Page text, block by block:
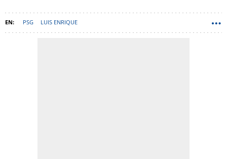
PSG LUIS ENRIQUE